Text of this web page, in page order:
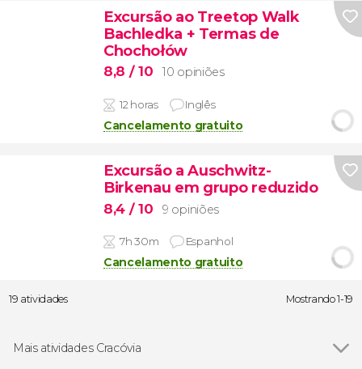
Excursão ao Treetop Walk
Bachledka + Termas de
Chochołów
8,8 / 10 10 opiniões
12 horas Inglês
Cancelamento gratuito
Excursão a Auschwitz-
Birkenau em grupo reduzido
8,4 / 10 9 opiniões
7h 30m Espanhol
Cancelamento gratuito
19 atividades Mostrando 1-19
Mais atividades Cracóvia